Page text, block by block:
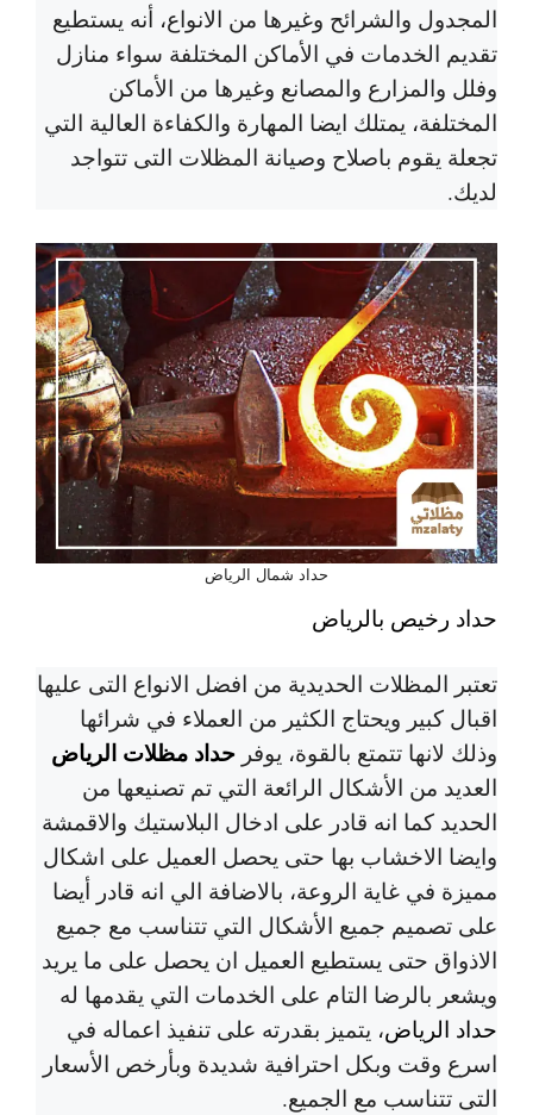
المجدول والشرائح وغيرها من الانواع، أنه يستطيع
تقديم الخدمات في الأماكن المختلفة سواء منازل
وفلل والمزارع والمصانع وغيرها من الأماكن
المختلفة، يمتلك ايضا المهارة والكفاءة العالية التي
تجعلة يقوم باصلاح وصيانة المظلات التى تتواجد
لديك.
حداد شمال الرياض
حداد رخيص بالرياض
تعتبر المظلات الحديدية من افضل الانواع التى عليها
اقبال كبير ويحتاج الكثير من العملاء في شرائها
وذلك لانها تتمتع بالقوة، يوفر حداد مظلات الرياض
العديد من الأشكال الرائعة التي تم تصنيعها من
الحديد كما انه قادر على ادخال البلاستيك والاقمشة
وايضا الاخشاب بها حتى يحصل العميل على اشكال
مميزة في غاية الروعة، بالاضافة الي انه قادر أيضا
على تصميم جميع الأشكال التي تتناسب مع جميع
الاذواق حتى يستطيع العميل ان يحصل على ما يريد
ويشعر بالرضا التام على الخدمات التي يقدمها له
حداد الرياض، يتميز بقدرته على تنفيذ اعماله في
اسرع وقت وبكل احترافية شديدة وبأرخص الأسعار
التى تتناسب مع الجميع.